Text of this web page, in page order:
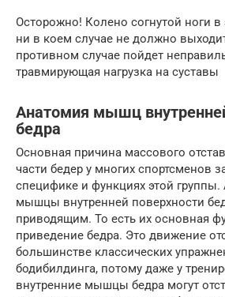
Осторожно! Колено согнутой ноги
ни в коем случае не должно
противном случае пойдет
травмирующая нагрузка на суставы
Анатомия мышц
бедра
Основная причина массового
части бедер у многих спортсменов
специфике и функциях этой группы.
мышцы внутренней поверхности
приводящим. То есть их основная
приведение бедра. Это движение
большинстве классических
бодибилдинга, потому даже у
внутренние мышцы бедра могут